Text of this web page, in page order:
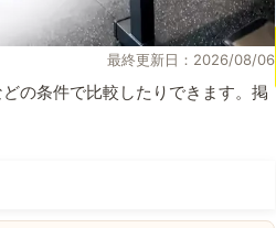
最終更新日：2026/08/06
の条件で比較したりできます。掲